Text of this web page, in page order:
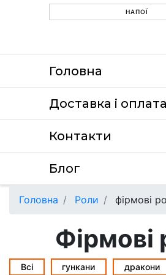
НАПОЇ
Головна
Доставка i оплата
Контакти
Блог
Головна Роли фірмові
Фірмові
Всі гункани дракони